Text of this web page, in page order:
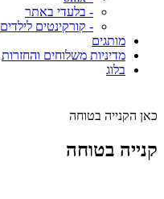
- בלעדי באתר
- קורקינטים לילדים
מותגים
מדיניות משלוחים והחזרות
בלוג
כאן הקנייה בטוחה
קנייה בטוחה